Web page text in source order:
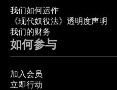
我们如何运作
《现代奴役法》透明度声明
我们的财务
如何参与
加入会员
立即行动